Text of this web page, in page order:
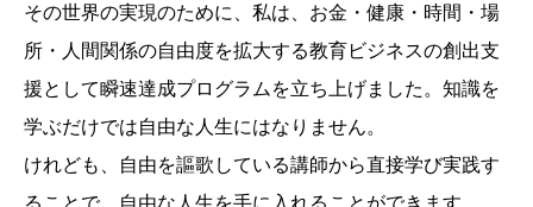
その世界の実現のために、私は、お金・健康・時間・場
所・人間関係の自由度を拡大する教育ビジネスの創出支
援として瞬速達成プログラムを立ち上げました。知識を
学ぶだけでは自由な人生にはなりません。
けれども、自由を謳歌している講師から直接学び実践す
ることで、自由な人生を手に入れることができます。